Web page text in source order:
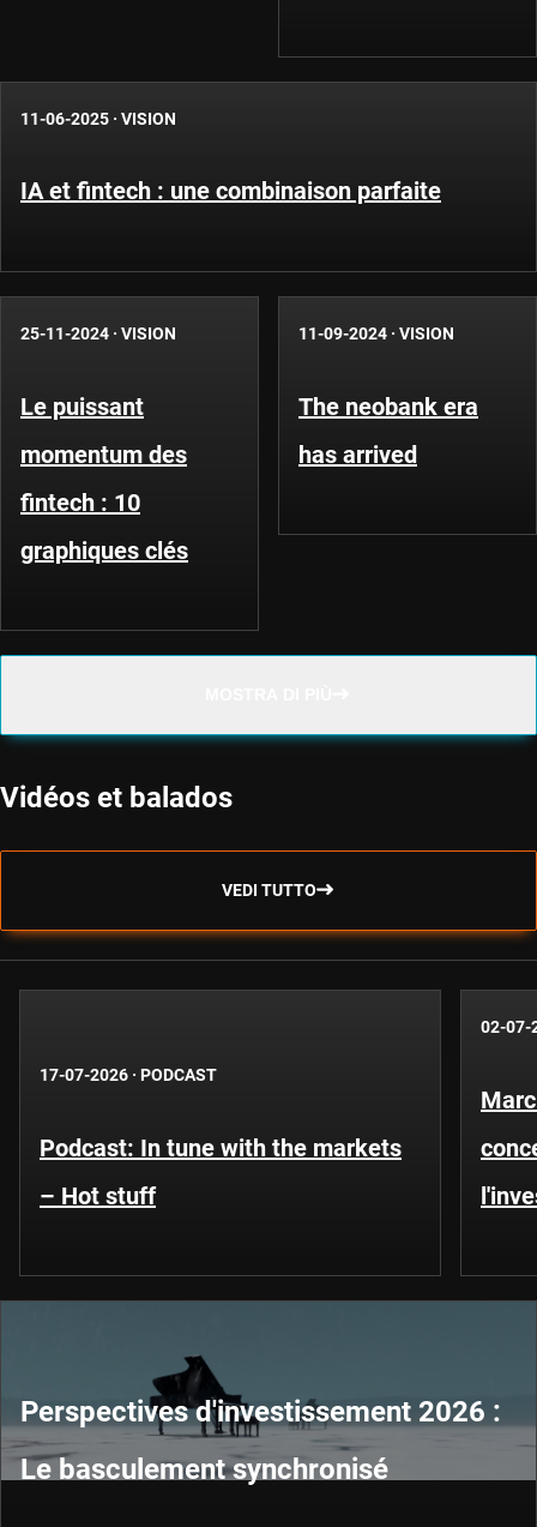
11-06-2025 · VISION
IA et fintech : une combinaison parfaite
25-11-2024 · VISION
Le puissant
momentum des
fintech : 10
graphiques clés
11-09-2024 · VISION
The neobank era
has arrived
Vidéos et balados
VEDI TUTTO
17-07-2026 · PODCAST
Podcast: In tune with the markets
– Hot stuff
02-07-
Perspectives d'investissement 2026 :
Le basculement synchronisé